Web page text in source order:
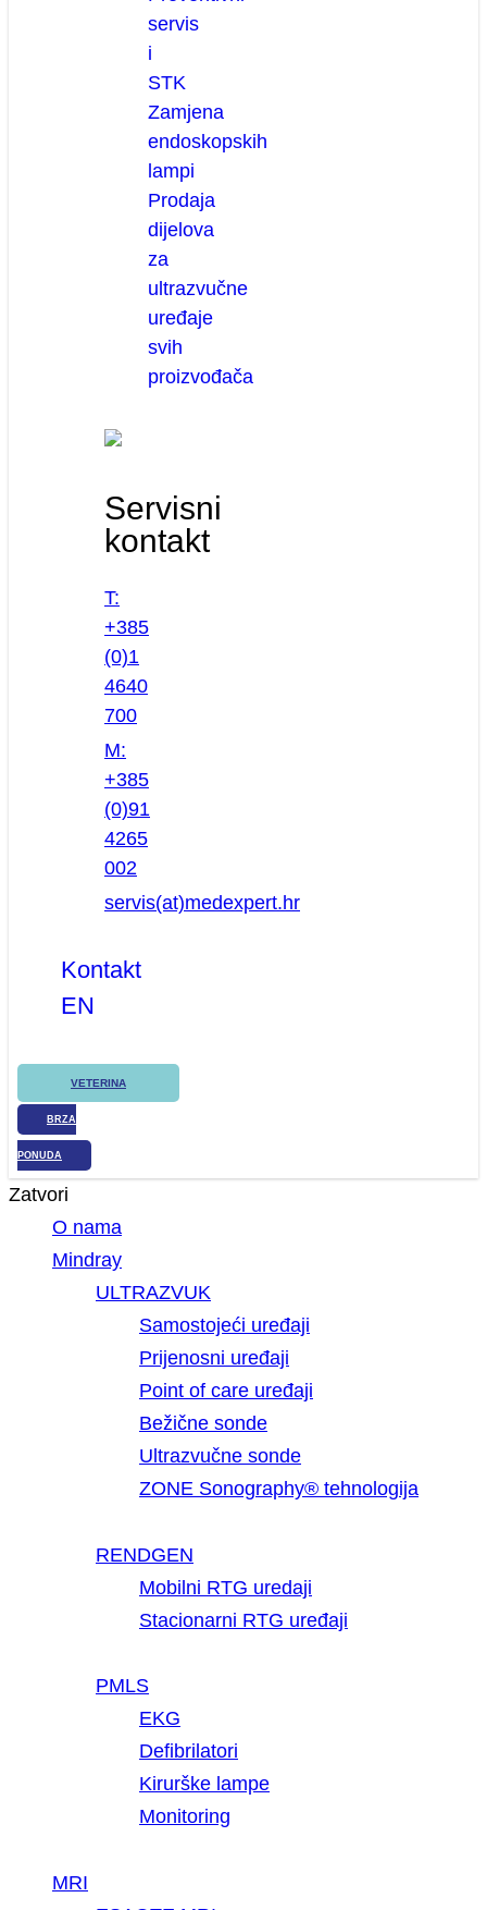
servis
i
STK
Zamjena
endoskopskih
lampi
Prodaja
dijelova
za
ultrazvučne
uređaje
svih
proizvođača
Servisni
kontakt
T:
+385
(0)1
4640
700
M:
+385
(0)91
4265
002
servis(at)medexpert.hr
Kontakt
EN
VETERINA
BRZA
PONUDA
Zatvori
O nama
Mindray
ULTRAZVUK
Samostojeći uređaji
Prijenosni uređaji
Point of care uređaji
Bežične sonde
Ultrazvučne sonde
ZONE Sonography® tehnologija
RENDGEN
Mobilni RTG uredaji
Stacionarni RTG uređaji
PMLS
EKG
Defibrilatori
Kirurške lampe
Monitoring
MRI